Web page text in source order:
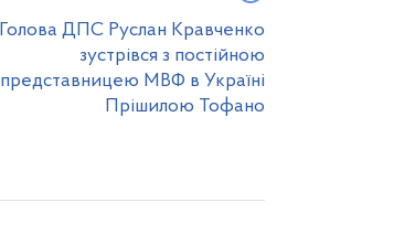
Голова ДПС Руслан Кравченко
зустрівся з постійною
представницею МВФ в Україні
Прішилою Тофано